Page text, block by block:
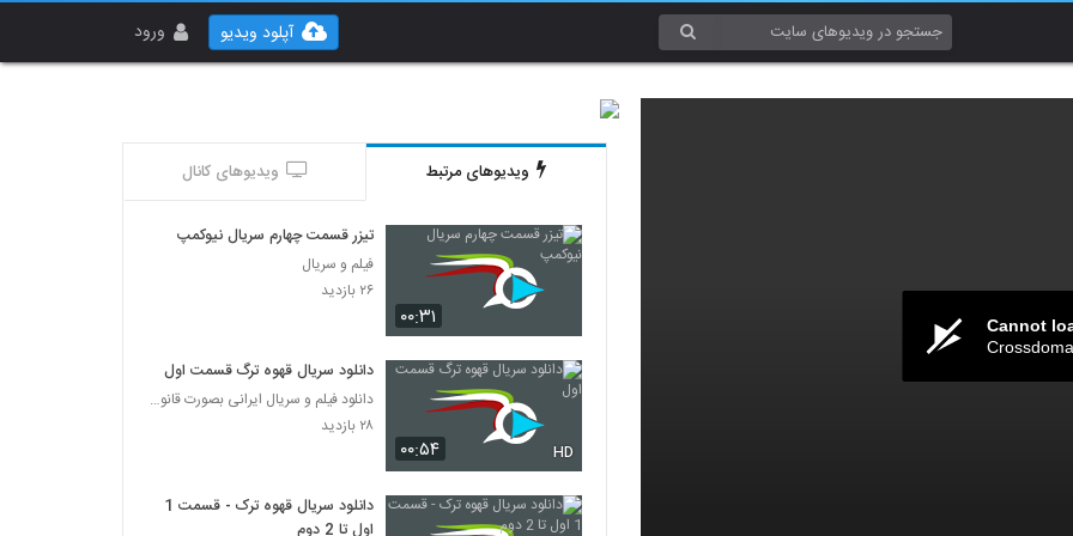
ورود آپلود ویدیو
Cannot
ویدیوهای مرتبط ویدیوهای کانال
۰۰:۳۱
تیزر قسمت چهارم سریال نیوکمپ
فیلم و سریال
۲۶ بازدید
۰۰:۵۴ HD
دانلود سریال قهوه ترگ قسمت اول
دانلود فیلم و سریال ایرانی بصورت قانونی
۲۸ بازدید
دانلود سریال قهوه ترک - قسمت 1
اول تا 2 دوم